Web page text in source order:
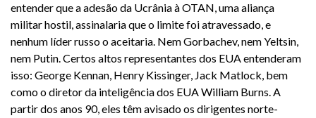
entender quea adesão da Ucrânia à OTAN, uma aliança
militar hostil, assinalaria que o limite foi atravessado, e
nenhum líder russo o aceitaria. Nem Gorbachev, nem Yeltsin,
nem Putin. Certos altos representantes dos EUA entenderam
isso: George Kennan, Henry Kissinger, Jack Matlock, bem
como o diretor da inteligência dos EUA William Burns. A
partir dos anos 90, eles têm avisado os dirigentes norte-